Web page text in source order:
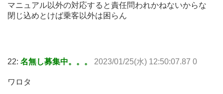
マニュアル以外の対応すると責任問われかねないからな
閉じ込めとけば乗客以外は困らん
22: 名無し募集中。。。 2023/01/25(水) 12:50:07.87 0
ワロタ